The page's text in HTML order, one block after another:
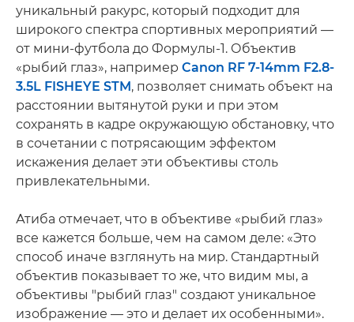
уникальный ракурс, который подходит для
широкого спектра спортивных мероприятий —
от мини-футбола до Формулы-1. Объектив
«рыбий глаз», например Canon RF 7-14mm F2.8-
3.5L FISHEYE STM, позволяет снимать объект на
расстоянии вытянутой руки и при этом
сохранять в кадре окружающую обстановку, что
в сочетании с потрясающим эффектом
искажения делает эти объективы столь
привлекательными.
Атиба отмечает, что в объективе «рыбий глаз»
все кажется больше, чем на самом деле: «Это
способ иначе взглянуть на мир. Стандартный
объектив показывает то же, что видим мы, а
объективы "рыбий глаз" создают уникальное
изображение — это и делает их особенными».